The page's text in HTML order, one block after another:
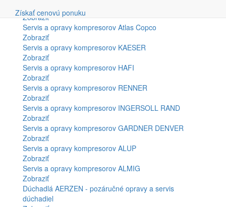
Získať cenovú ponuku
Servis a opravy kompresorov BOGE
Zobraziť
Servis a opravy kompresorov Atlas Copco
Zobraziť
Servis a opravy kompresorov KAESER
Zobraziť
Servis a opravy kompresorov HAFI
Zobraziť
Servis a opravy kompresorov RENNER
Zobraziť
Servis a opravy kompresorov INGERSOLL RAND
Zobraziť
Servis a opravy kompresorov GARDNER DENVER
Zobraziť
Servis a opravy kompresorov ALUP
Zobraziť
Servis a opravy kompresorov ALMIG
Zobraziť
Dúchadlá AERZEN - pozáručné opravy a servis
dúchadiel